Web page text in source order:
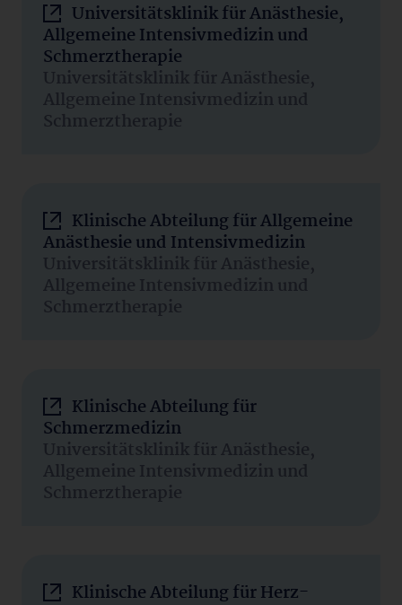
Universitätsklinik für Anästhesie,
Allgemeine Intensivmedizin und
Schmerztherapie
Universitätsklinik für Anästhesie,
Allgemeine Intensivmedizin und
Schmerztherapie
Klinische Abteilung für Allgemeine
Anästhesie und Intensivmedizin
Universitätsklinik für Anästhesie,
Allgemeine Intensivmedizin und
Schmerztherapie
Klinische Abteilung für
Schmerzmedizin
Universitätsklinik für Anästhesie,
Allgemeine Intensivmedizin und
Schmerztherapie
Klinische Abteilung für Herz-